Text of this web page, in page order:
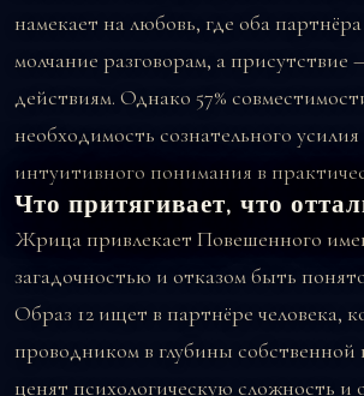
намекает на любовь, где оба
молчание разговорам, а
действиям. Однако 57%
необходимость сознательного
интуитивного понимания в
Что притягивает, что
Жрица привлекает Повешенного
загадочностью и отказом быть
Образ 12 ищет в партнёре человека,
проводником в глубины
ценят психологическую сложность и